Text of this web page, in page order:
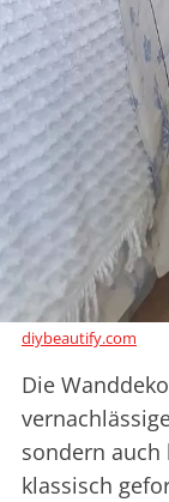
diybeautify.com
Die
sondern auch
klassisch